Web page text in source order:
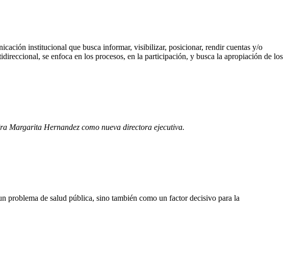
institucional que busca informar, visibilizar, posicionar, rendir cuentas y/o
se enfoca en los procesos, en la participación, y busca la apropiación de los
Margarita Hernandez como nueva directora ejecutiva.
problema de salud pública, sino también como un factor decisivo para la